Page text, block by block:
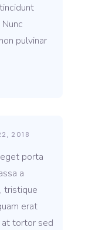
pulvinar
2018
porta
a
tristique
erat
at tortor sed